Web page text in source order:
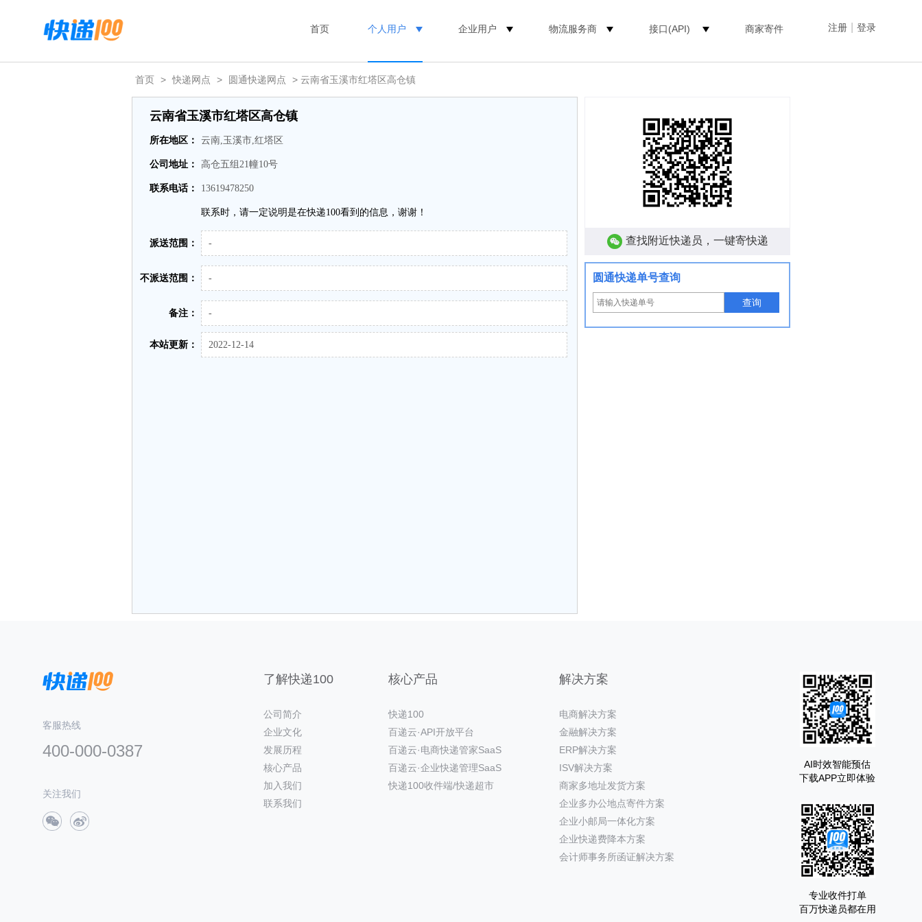
注册 登录
首页 个人用户 企业用户 物流服务商 接口(API) 商家寄件
首页 > 快递网点 > 圆通快递网点 > 云南省玉溪市红塔区高仓镇
云南省玉溪市红塔区高仓镇
所在地区： 云南,玉溪市,红塔区
公司地址： 高仓五组21幢10号
联系电话： 13619478250
联系时，请一定说明是在快递100看到的信息，谢谢！
派送范围： -
不派送范围： -
备注： -
本站更新： 2022-12-14
查找附近快递员，一键寄快递
圆通快递单号查询
查询
客服热线
400-000-0387
关注我们
了解快递100
公司简介
企业文化
发展历程
核心产品
加入我们
联系我们
核心产品
快递100
百递云·API开放平台
百递云·电商快递管家SaaS
百递云·企业快递管理SaaS
快递100收件端/快递超市
解决方案
电商解决方案
金融解决方案
ERP解决方案
ISV解决方案
商家多地址发货方案
企业多办公地点寄件方案
企业小邮局一体化方案
企业快递费降本方案
会计师事务所函证解决方案
AI时效智能预估
下载APP立即体验
专业收件打单
百万快递员都在用